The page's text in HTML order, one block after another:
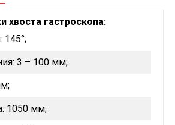
хвоста гастроскопа:
145°;
3 – 100 мм;
1050 мм;